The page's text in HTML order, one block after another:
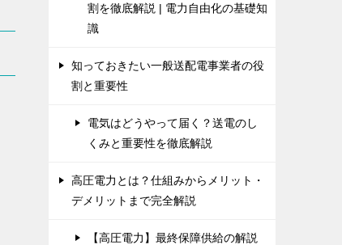
割を徹底解説 | 電力自由化の基礎知
識
知っておきたい一般送配電事業者の役
割と重要性
電気はどうやって届く？送電のし
くみと重要性を徹底解説
高圧電力とは？仕組みからメリット・
デメリットまで完全解説
【高圧電力】最終保障供給の解説